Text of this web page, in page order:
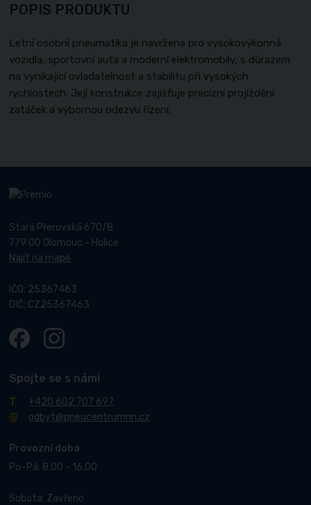
POPIS PRODUKTU
Letní osobní pneumatika je navržena pro vysokovýkonná
vozidla, sportovní auta a moderní elektromobily, s důrazem
na vynikající ovladatelnost a stabilitu při vysokých
rychlostech. Její konstrukce zajišťuje precizní projíždění
zatáček a výbornou odezvu řízení.
Stará Přerovská 670/8
779 00 Olomouc - Holice
Najít na mapě
IČO: 25367463
DIČ: CZ25367463
Spojte se s námi
+420 602 707 697
odbyt@pneucentrumnn.cz
Provozní doba
Po–Pá: 8.00 - 16.00
Sobota: Zavřeno